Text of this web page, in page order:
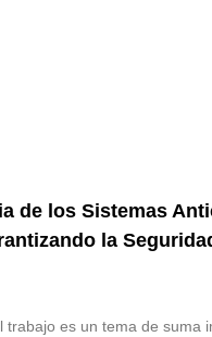
de los Sistemas
la
trabajo es un tema de suma